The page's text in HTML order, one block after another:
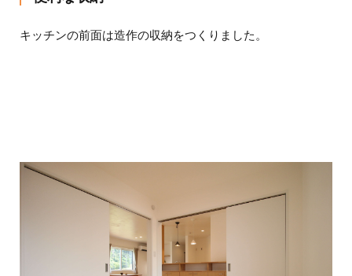
キッチンの前面は造作の収納をつくりました。